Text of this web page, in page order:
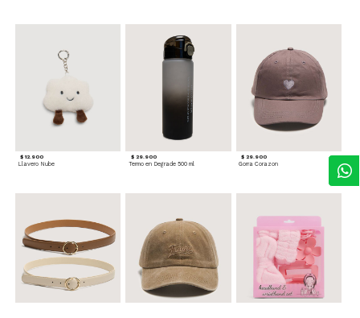
$ 12.900
Llavero Nube
$ 29.900
Termo en Degrade 500 ml
$ 29.900
Gorra Corazon